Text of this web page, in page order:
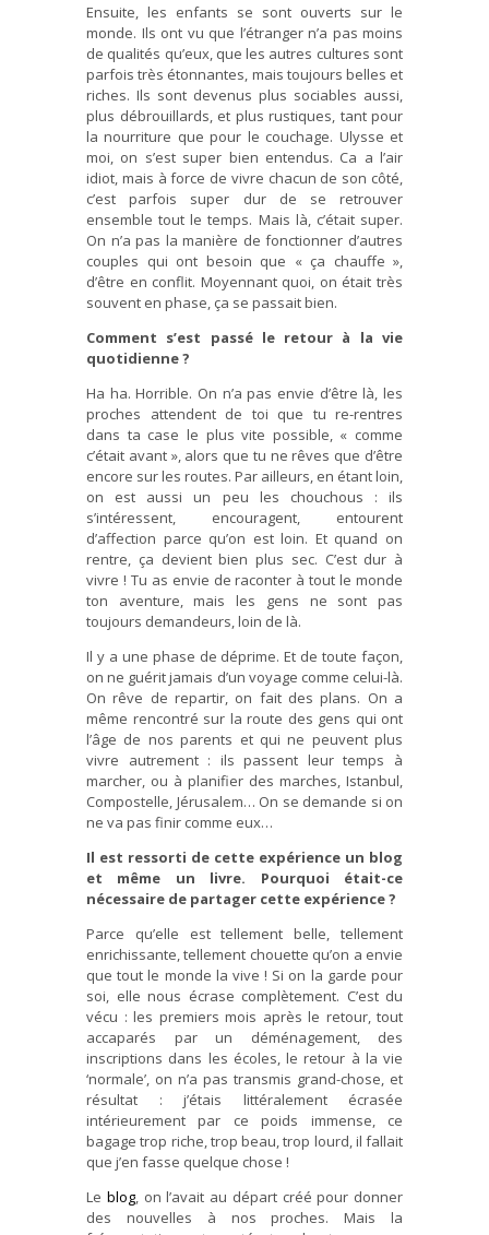
Ensuite, les enfants se sont ouverts sur le
monde. Ils ont vu que l’étranger n’a pas moins
de qualités qu’eux, que les autres cultures sont
parfois très étonnantes, mais toujours belles et
riches. Ils sont devenus plus sociables aussi,
plus débrouillards, et plus rustiques, tant pour
la nourriture que pour le couchage. Ulysse et
moi, on s’est super bien entendus. Ca a l’air
idiot, mais à force de vivre chacun de son côté,
c’est parfois super dur de se retrouver
ensemble tout le temps. Mais là, c’était super.
On n’a pas la manière de fonctionner d’autres
couples qui ont besoin que « ça chauffe »,
d’être en conflit. Moyennant quoi, on était très
souvent en phase, ça se passait bien.
Comment s’est passé le retour à la vie
quotidienne ?
Ha ha. Horrible. On n’a pas envie d’être là, les
proches attendent de toi que tu re-rentres
dans ta case le plus vite possible, « comme
c’était avant », alors que tu ne rêves que d’être
encore sur les routes. Par ailleurs, en étant loin,
on est aussi un peu les chouchous : ils
s’intéressent, encouragent, entourent
d’affection parce qu’on est loin. Et quand on
rentre, ça devient bien plus sec. C’est dur à
vivre ! Tu as envie de raconter à tout le monde
ton aventure, mais les gens ne sont pas
toujours demandeurs, loin de là.
Il y a une phase de déprime. Et de toute façon,
on ne guérit jamais d’un voyage comme celui-là.
On rêve de repartir, on fait des plans. On a
même rencontré sur la route des gens qui ont
l’âge de nos parents et qui ne peuvent plus
vivre autrement : ils passent leur temps à
marcher, ou à planifier des marches, Istanbul,
Compostelle, Jérusalem… On se demande si on
ne va pas finir comme eux…
Il est ressorti de cette expérience un blog
et même un livre. Pourquoi était-ce
nécessaire de partager cette expérience ?
Parce qu’elle est tellement belle, tellement
enrichissante, tellement chouette qu’on a envie
que tout le monde la vive ! Si on la garde pour
soi, elle nous écrase complètement. C’est du
vécu : les premiers mois après le retour, tout
accaparés par un déménagement, des
inscriptions dans les écoles, le retour à la vie
‘normale’, on n’a pas transmis grand-chose, et
résultat : j’étais littéralement écrasée
intérieurement par ce poids immense, ce
bagage trop riche, trop beau, trop lourd, il fallait
que j’en fasse quelque chose !
Le blog, on l’avait au départ créé pour donner
des nouvelles à nos proches. Mais la